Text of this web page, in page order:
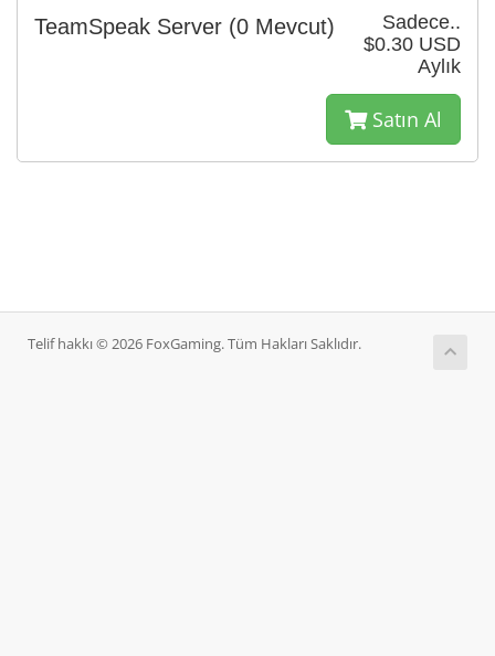
Sadece..
$0.30 USD
Aylık
TeamSpeak Server (0 Mevcut)
Satın Al
Telif hakkı © 2026 FoxGaming. Tüm Hakları Saklıdır.